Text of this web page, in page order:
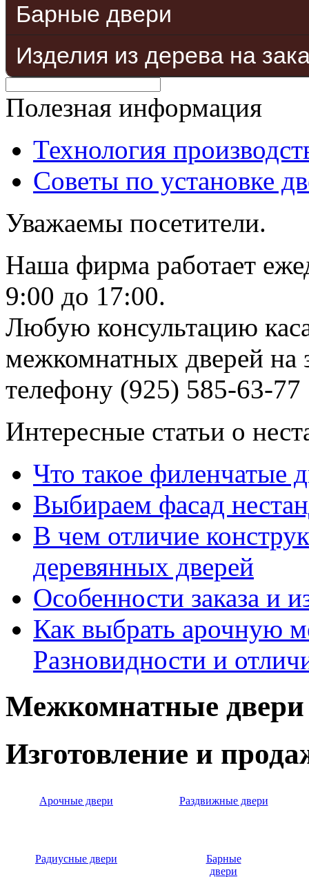
Барные двери
Изделия из дерева на
Полезная информация
Технология
Советы по установке
Уважаемы посетители.
Наша фирма работает
9:00 до 17:00.
Любую консультацию
межкомнатных дверей на
телефону (925) 585-63-77
Интересные статьи о
Что такое филенчатые
Выбираем фасад
В чем отличие
деревянных дверей
Особенности заказа и
Как выбрать арочную
Разновидности и
Межкомнатные двери
Изготовление и
Арочные двери Раздвижные двери
Радиусные двери
Барные
двери